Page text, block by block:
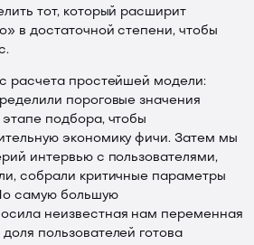
тот, который расширит
в достаточной степени, чтобы
расчета простейшей модели:
пороговые значения
подбора, чтобы
экономику фичи. Затем мы
интервью с пользователями,
собрали критичные параметры
самую большую
неизвестная нам переменная
пользователей готова